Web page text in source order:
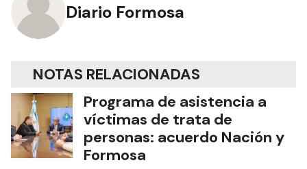
Diario Formosa
NOTAS RELACIONADAS
Programa de asistencia a
víctimas de trata de
personas: acuerdo Nación y
Formosa